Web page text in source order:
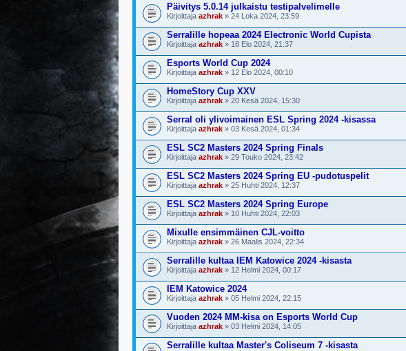
Päivitys 5.0.14 julkaistu testipalvelimelle
Kirjoittaja azhrak » 24 Loka 2024, 23:59
Serralille hopeaa 2024 Electronic World Cupista
Kirjoittaja azhrak » 18 Elo 2024, 21:37
Esports World Cup 2024
Kirjoittaja azhrak » 12 Elo 2024, 00:10
HomeStory Cup XXV
Kirjoittaja azhrak » 20 Kesä 2024, 15:30
Serral oli ylivoimainen ESL Spring 2024 -kisassa
Kirjoittaja azhrak » 03 Kesä 2024, 01:34
ESL SC2 Masters 2024 Spring Finals
Kirjoittaja azhrak » 29 Touko 2024, 23:42
ESL SC2 Masters 2024 Spring EU -pudotuspelit
Kirjoittaja azhrak » 25 Huhti 2024, 12:37
ESL SC2 Masters 2024 Spring Europe
Kirjoittaja azhrak » 10 Huhti 2024, 22:03
Mixulle ensimmäinen CJL-voitto
Kirjoittaja azhrak » 26 Maalis 2024, 22:34
Serralille kultaa IEM Katowice 2024 -kisasta
Kirjoittaja azhrak » 12 Helmi 2024, 00:17
IEM Katowice 2024
Kirjoittaja azhrak » 05 Helmi 2024, 22:15
Vuoden 2024 MM-kisa on Esports World Cup
Kirjoittaja azhrak » 03 Helmi 2024, 14:05
Serralille kultaa Master's Coliseum 7 -kisasta